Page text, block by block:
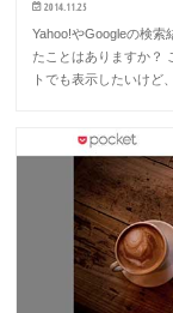
2014.11.25
Yahoo!やGoogleの検索
たことはありますか？
トでも表示したいけど